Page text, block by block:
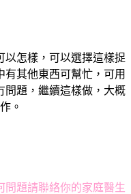
以怎樣，可以選擇這樣捉
其他東西可幫忙，可用
問題，繼續這樣做，大概
。
問題請聯絡你的家庭醫生